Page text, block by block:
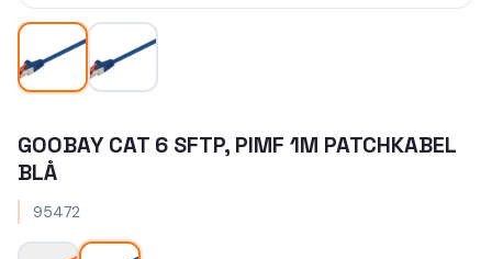
GOOBAY CAT 6 SFTP, PIMF 1M PATCHKABEL
BLÅ
95472